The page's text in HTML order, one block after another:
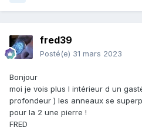
fred39
Posté(e) 31 mars 2023
Bonjour
moi je vois plus l intérieur d un
profondeur ) les anneaux se
pour la 2 une pierre !
FRED